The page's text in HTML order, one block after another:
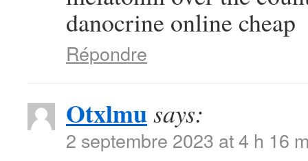
danocrine online cheap
Répondre
Otxlmusays:
2 septembre 2023 at 4 h 16